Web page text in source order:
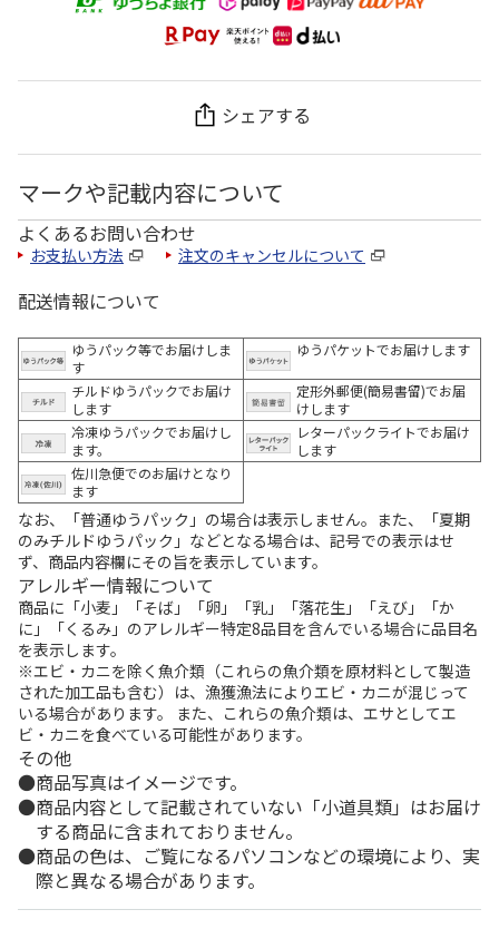
シェアする
マークや記載内容について
よくあるお問い合わせ
お支払い方法 注文のキャンセルについて
配送情報について
ゆうパック等でお届けしま
す
ゆうパケットでお届けします
チルドゆうパックでお届け
します
定形外郵便(簡易書留)でお届
けします
冷凍ゆうパックでお届けし
ます。
レターパックライトでお届け
します
佐川急便でのお届けとなり
ます
なお、「普通ゆうパック」の場合は表示しません。また、「夏期
のみチルドゆうパック」などとなる場合は、記号での表示はせ
ず、商品内容欄にその旨を表示しています。
アレルギー情報について
商品に「小麦」「そば」「卵」「乳」「落花生」「えび」「か
に」「くるみ」のアレルギー特定8品目を含んでいる場合に品目名
を表示します。
※エビ・カニを除く魚介類（これらの魚介類を原材料として製造
された加工品も含む）は、漁獲漁法によりエビ・カニが混じって
いる場合があります。 また、これらの魚介類は、エサとしてエ
ビ・カニを食べている可能性があります。
その他
商品写真はイメージです。
商品内容として記載されていない「小道具類」はお届け
する商品に含まれておりません。
商品の色は、ご覧になるパソコンなどの環境により、実
際と異なる場合があります。